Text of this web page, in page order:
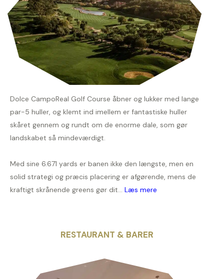
Dolce CampoReal Golf Course åbner og lukker med lange
par-5 huller, og klemt ind imellem er fantastiske huller
skåret gennem og rundt om de enorme dale, som gør
landskabet så mindeværdigt.
Med sine 6.671 yards er banen ikke den længste, men en
solid strategi og præcis placering er afgørende, mens de
kraftigt skrånende greens gør dit... Læs mere
RESTAURANT & BARER